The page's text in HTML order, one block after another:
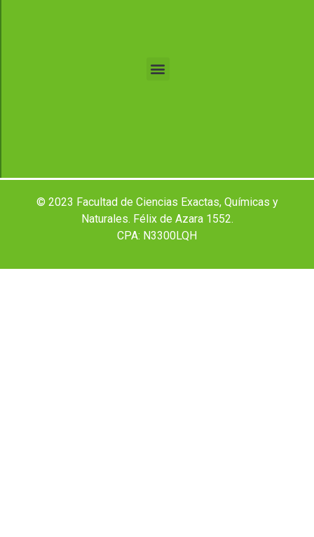
© 2023 Facultad de Ciencias Exactas, Químicas y
Naturales. Félix de Azara 1552.
CPA: N3300LQH